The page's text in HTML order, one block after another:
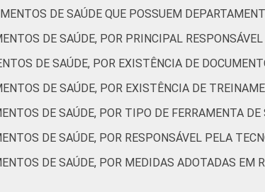
e comunicação nos estabelecimentos de saúde
DE SAÚDE QUE POSSUEM
DE SAÚDE, POR PRINCIPAL
DE SAÚDE, POR EXISTÊNCIA DE
DE SAÚDE, POR EXISTÊNCIA DE
DE SAÚDE, POR TIPO DE FERRAMENTA
DE SAÚDE, POR RESPONSÁVEL PELA
DE SAÚDE, POR MEDIDAS ADOTADAS EM